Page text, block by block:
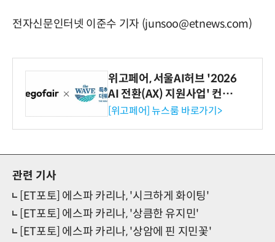
전자신문인터넷 이준수 기자 (junsoo@etnews.com)
위고페어, 서울AI허브 '2026
AI 전환(AX) 지원사업' 컨소
시엄 선정
[위고페어] 뉴스룸 바로가기>
관련 기사
[ET포토] 에스파 카리나, '시크하게 화이팅'
[ET포토] 에스파 카리나, '상큼한 유지민'
[ET포토] 에스파 카리나, '상암에 핀 지민꽃'